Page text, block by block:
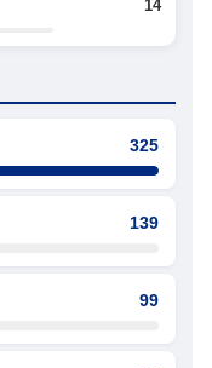
14
325
139
99